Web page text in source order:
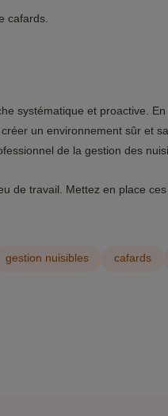
cafards.
systématique et proactive.
un environnement sûr et
de la gestion des
de travail. Mettez en place
gestion nuisibles cafards